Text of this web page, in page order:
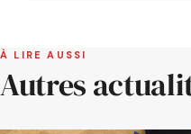
À LIRE AUSSI
Autres